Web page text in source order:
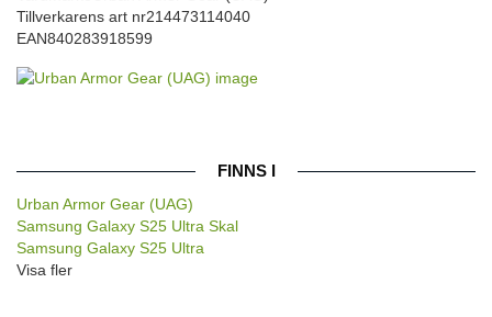
Tillverkarens art nr214473114040
EAN840283918599
FINNS I
Urban Armor Gear (UAG)
Samsung Galaxy S25 Ultra Skal
Samsung Galaxy S25 Ultra
Visa fler